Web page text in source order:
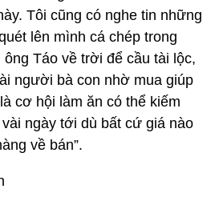
Tôi cũng có nghe tin những
lên mình cá chép trong
Táo về trời để cầu tài lộc,
người bà con nhờ mua giúp
cơ hội làm ăn có thể kiếm
ngày tới dù bất cứ giá nào
về bán”.